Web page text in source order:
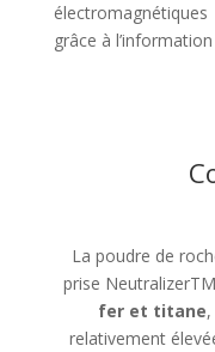
grâce à
La poudre de
prise
fer et titane
relativement